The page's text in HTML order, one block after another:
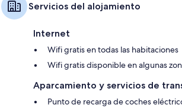
Servicios del alojamiento
Internet
Wifi gratis en todas las habitaciones
Wifi gratis disponible en algunas
Aparcamiento y servicios de
Punto de recarga de coches